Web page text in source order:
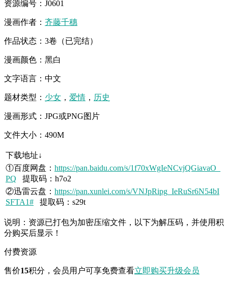
资源编号：J0601
漫画作者： 齐藤千穗
作品状态：3卷（已完结）
漫画颜色：黑白
文字语言：中文
题材类型： 少女 ， 爱情 ， 历史
漫画形式：JPG或PNG图片
文件大小：490M
下载地址↓
①百度网盘： https://pan.baidu.com/s/1f70xWgIeNCvjQGiavaO_
PQ 提取码：h7o2
②迅雷云盘： https://pan.xunlei.com/s/VNJpRipg_IeRuSr6N54bI
SFTA1# 提取码：s29t
说明：资源已打包为加密压缩文件，以下为解压码，并使用积
分购买后显示！
付费资源
售价15积分 ，会员用户可享免费查看立即购买升级会员